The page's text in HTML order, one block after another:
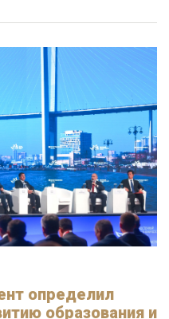
определил
образования и